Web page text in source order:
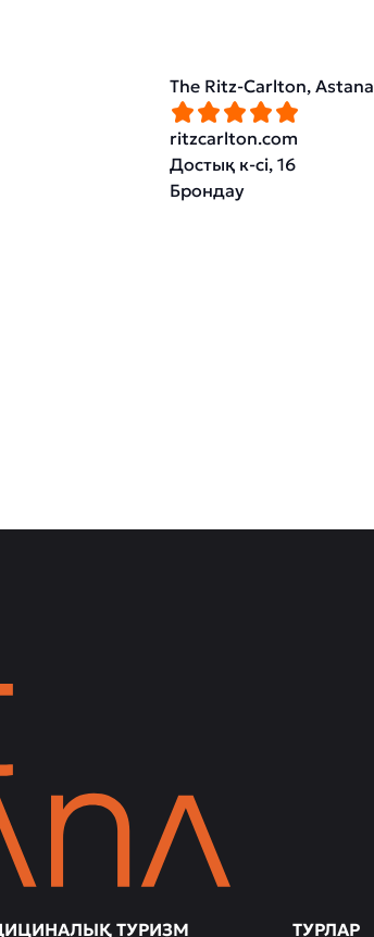
The Ritz-Carlton, Astana
ritzcarlton.com
Достық к-сі, 16
Брондау
ТУРИЗМ ТУРЛАР